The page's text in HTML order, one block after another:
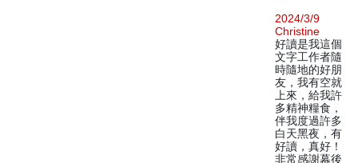
2024/3/9
Christine
好讀是我這個
文字工作者隨
時隨地的好朋
友，我有空就
上來，給我許
多精神糧食，
伴我度過許多
白天黑夜，有
好讀，真好！
非常感謝幕後